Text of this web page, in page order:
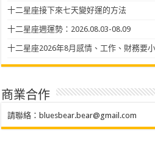
十二星座接下來七天變好運的方法
十二星座週運勢：2026.08.03-08.09
十二星座2026年8月感情、工作、財務要
商業合作
請聯絡： bluesbear.bear@gmail.com